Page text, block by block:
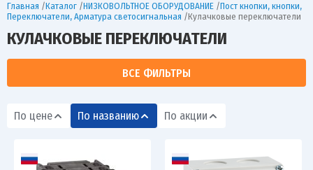
Главная /Каталог /НИЗКОВОЛЬТНОЕ ОБОРУДОВАНИЕ /Пост кнопки, кнопки,
Переключатели, Арматура светосигнальная /Кулачковые переключатели
КУЛАЧКОВЫЕ ПЕРЕКЛЮЧАТЕЛИ
ВСЕ ФИЛЬТРЫ
По цене По названию По акции